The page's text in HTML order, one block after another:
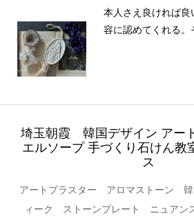
本人さえ良ければ
容に認めてくれる。
埼玉朝霞 韓国デザイン アー
エルソープ 手づくり石けん
ス
アートプラスター アロマストーン
ィーク ストーンプレート ニュアン